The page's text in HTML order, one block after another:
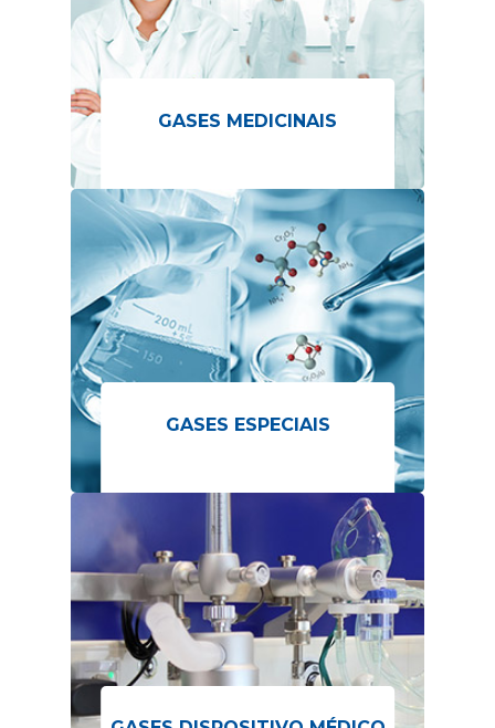
GASES MEDICINAIS
GASES ESPECIAIS